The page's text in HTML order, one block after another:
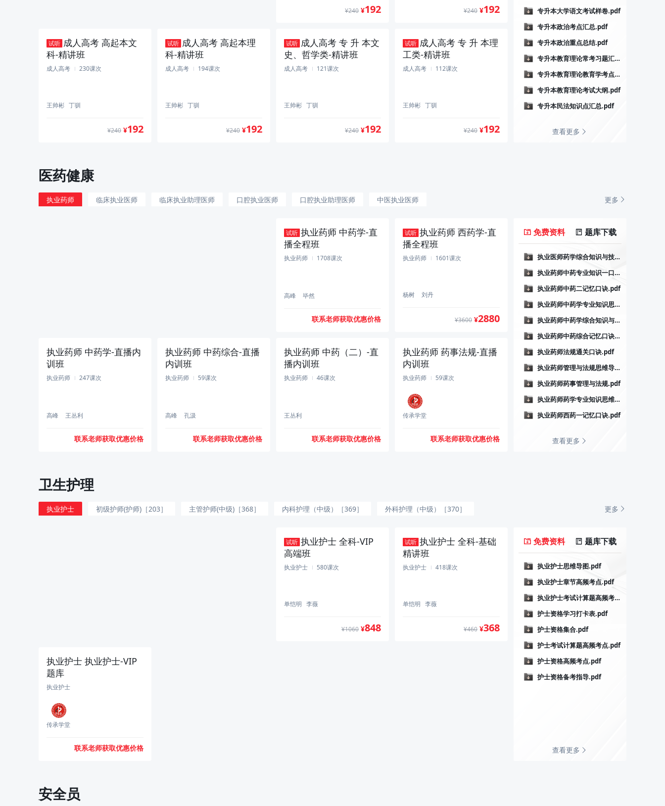
¥240 ¥192 ¥240 ¥192
试听 成人高考 高起本文
科-精讲班
成人高考 230课次
王帅彬 丁驯
¥240 ¥192
试听 成人高考 高起本理
科-精讲班
成人高考 194课次
王帅彬 丁驯
¥240 ¥192
试听 成人高考 专 升 本文
史、哲学类-精讲班
成人高考 121课次
王帅彬 丁驯
¥240 ¥192
试听 成人高考 专 升 本理
工类-精讲班
成人高考 112课次
王帅彬 丁驯
¥240 ¥192
管类-精讲班
专升本大学语文考试样卷.pdf
专升本政治考点汇总.pdf
专升本政治重点总结.pdf
专升本教育理论常考习题汇总.pdf
专升本教育理论教育学考点汇总.pdf
专升本教育理论考试大纲.pdf
专升本民法知识点汇总.pdf
查看更多
医药健康
执业药师 临床执业医师 临床执业助理医师 口腔执业医师 口腔执业助理医师
中医执业医师
更多
试听 执业药师 中药学-直
播全程班
执业药师 1708课次
高峰 毕然
联系老师获取优惠价格
试听 执业药师 西药学-直
播全程班
执业药师 1601课次
杨树 刘丹
¥3600 ¥2880
执业药师 中药学-直播内
训班
执业药师 247课次
高峰 王丛利
联系老师获取优惠价格
执业药师 中药综合-直播
内训班
执业药师 59课次
高峰 孔汲
联系老师获取优惠价格
执业药师 中药（二）-直
播内训班
执业药师 46课次
王丛利
联系老师获取优惠价格
执业药师 药事法规-直播
内训班
执业药师 59课次
传承学堂
联系老师获取优惠价格
播内训班
免费资料 题库下载
执业医师药学综合知识与技能思维导图.pdf
执业药师中药专业知识一口诀.pdf
执业药师中药二记忆口诀.pdf
执业药师中药学专业知识思维导图.pdf
执业药师中药学综合知识与技能思维导图.pdf
执业药师中药综合记忆口诀.pdf
执业药师法规通关口诀.pdf
执业药师管理与法规思维导图.pdf
执业药师药事管理与法规.pdf
执业药师药学专业知识思维导图.pdf
执业药师西药一记忆口诀.pdf
查看更多
卫生护理
执业护士 初级护师(护师)［203］ 主管护师(中级)［368］ 内科护理（中级）［369］
外科护理（中级）［370］
更多
试听 执业护士 全科-VIP
高端班
执业护士 580课次
单恺明 李薇
¥1060 ¥848
试听 执业护士 全科-基础
精讲班
执业护士 418课次
单恺明 李薇
¥460 ¥368
执业护士 执业护士-VIP
题库
执业护士
传承学堂
联系老师获取优惠价格
免费资料 题库下载
执业护士思维导图.pdf
执业护士章节高频考点.pdf
执业护士考试计算题高频考点.pdf
护士资格学习打卡表.pdf
护士资格集合.pdf
护士考试计算题高频考点.pdf
护士资格高频考点.pdf
护士资格备考指导.pdf
查看更多
安全员